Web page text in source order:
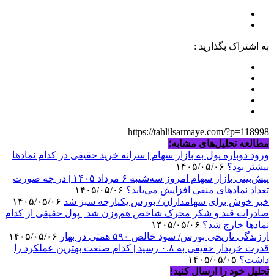
به اشتراک بگذارید :
https://tahlilsarmaye.com/?p=118998
مطالعه تحلیل‌های مشابه؛
ورود دوباره پول به بازار سهام | سرانه خرید حقیقی در کدام نماد‌ها
بیشتر بود؟
پیش‌بینی بازار سهام امروز سه‌شنبه ۶ مرداد ۱۴۰۵ | در چه صورت
تعداد نماد‌های منفی افزایش می‌یابد؟
خبر خوش برای سهامداران / بورس یکپارچه سبز شد
صادرات قند و شکر محرک شاخص هم‌وزن شد | پول حقیقی از کدام
نماد‌ها خارج شد؟
ارزندگی تاریخی بورس/ سود خالص ۵۹۰ همتی در بهار
قدرت خریدار حقیقی به ۰.۸ رسید | کدام صنعت بهترین عملکرد را
داشت؟
تحلیل خود را ارسال کنید!